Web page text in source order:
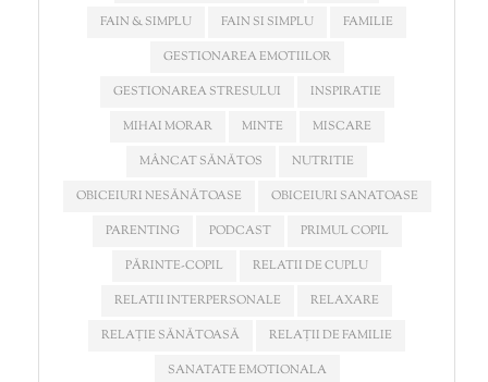
FAIN & SIMPLU
FAIN SI SIMPLU
FAMILIE
GESTIONAREA EMOTIILOR
GESTIONAREA STRESULUI
INSPIRATIE
MIHAI MORAR
MINTE
MISCARE
MÂNCAT SĂNĂTOS
NUTRITIE
OBICEIURI NESĂNĂTOASE
OBICEIURI SANATOASE
PARENTING
PODCAST
PRIMUL COPIL
PĂRINTE-COPIL
RELATII DE CUPLU
RELATII INTERPERSONALE
RELAXARE
RELAȚIE SĂNĂTOASĂ
RELAȚII DE FAMILIE
SANATATE EMOTIONALA